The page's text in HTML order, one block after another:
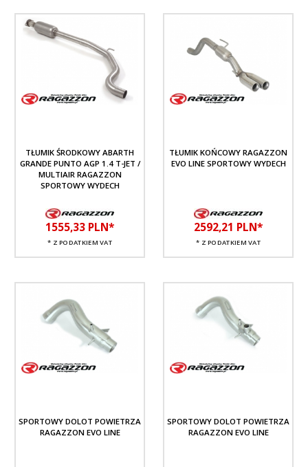
TŁUMIK ŚRODKOWY ABARTH
GRANDE PUNTO AGP 1.4 T-JET /
MULTIAIR RAGAZZON
SPORTOWY WYDECH
1555,33 PLN*
* Z PODATKIEM VAT
TŁUMIK KOŃCOWY RAGAZZON
EVO LINE SPORTOWY WYDECH
2592,21 PLN*
* Z PODATKIEM VAT
SPORTOWY DOLOT POWIETRZA
RAGAZZON EVO LINE
SPORTOWY DOLOT POWIETRZA
RAGAZZON EVO LINE